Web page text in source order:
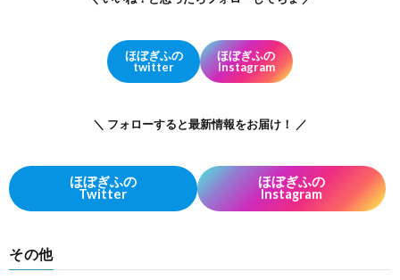
ほぼぎふの
twitter
ほぼぎふの
Instagram
＼ フォローすると最新情報をお届け！ ／
ほぼぎふの
Twitter
ほぼぎふの
Instagram
その他